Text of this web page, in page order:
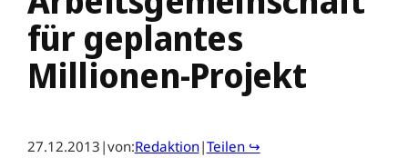
für geplantes
Millionen-Projekt
27.12.2013 |von:Redaktion|Teilen ↪